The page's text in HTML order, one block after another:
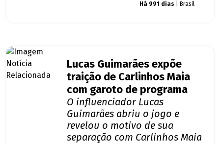
Há 991 dias | Brasil
Lucas Guimarães expõe
traição de Carlinhos Maia
com garoto de programa
O influenciador Lucas
Guimarães abriu o jogo e
revelou o motivo de sua
separação com Carlinhos Maia